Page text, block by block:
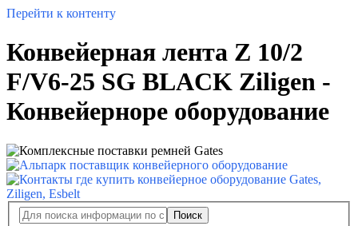
Перейти к контенту
Конвейерная лента Z 10/2
F/V6-25 SG BLACK Ziligen -
Конвейерноре оборудование
Поиск